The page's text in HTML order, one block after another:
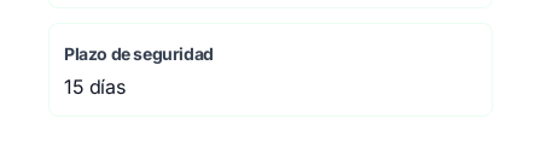
Plazo de seguridad
15 días